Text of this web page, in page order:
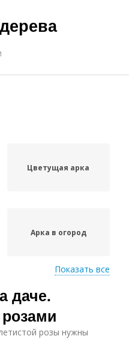
Цветущая арка
Арка в огород
Растения для сада
Показать все
даче.
розы нужны